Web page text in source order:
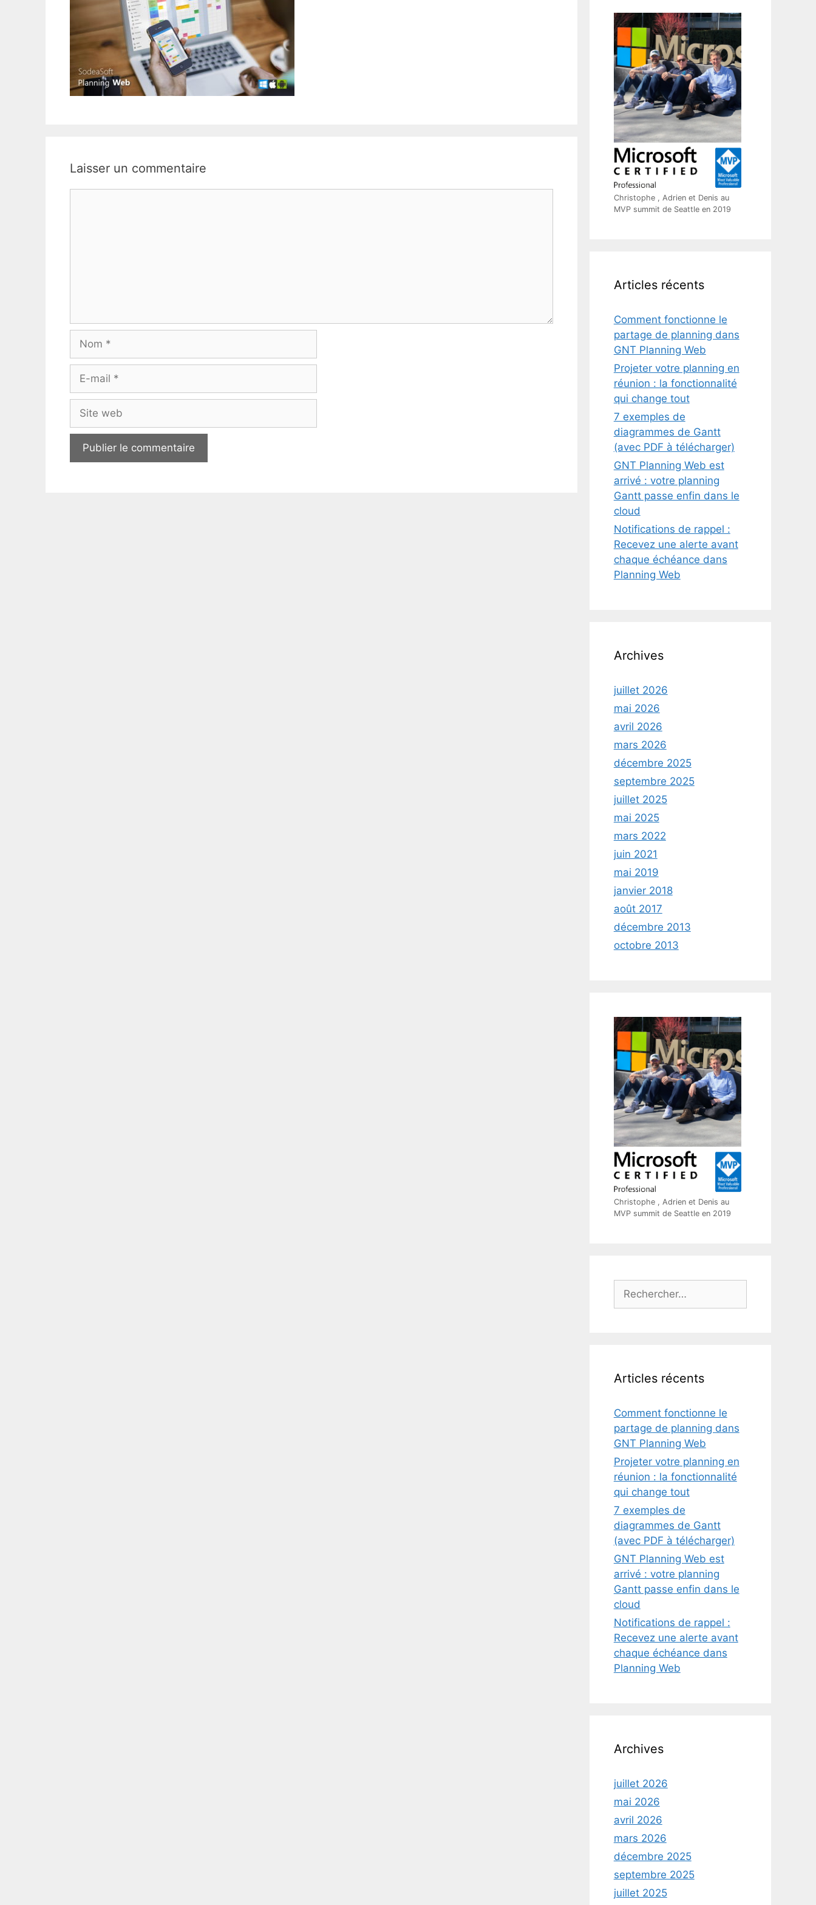
Laisser un commentaire
Nom
Site
web
Christophe , Adrien et Denis au
MVP summit de Seattle en 2019
Articles récents
Comment fonctionne le
partage de planning dans
GNT Planning Web
Projeter votre planning en
réunion : la fonctionnalité
qui change tout
7 exemples de
diagrammes de Gantt
(avec PDF à télécharger)
GNT Planning Web est
arrivé : votre planning
Gantt passe enfin dans le
cloud
Notifications de rappel :
Recevez une alerte avant
chaque échéance dans
Planning Web
Archives
juillet 2026
mai 2026
avril 2026
mars 2026
décembre 2025
septembre 2025
juillet 2025
mai 2025
mars 2022
juin 2021
mai 2019
janvier 2018
août 2017
décembre 2013
octobre 2013
Christophe , Adrien et Denis au
MVP summit de Seattle en 2019
Rechercher :
Articles récents
Comment fonctionne le
partage de planning dans
GNT Planning Web
Projeter votre planning en
réunion : la fonctionnalité
qui change tout
7 exemples de
diagrammes de Gantt
(avec PDF à télécharger)
GNT Planning Web est
arrivé : votre planning
Gantt passe enfin dans le
cloud
Notifications de rappel :
Recevez une alerte avant
chaque échéance dans
Planning Web
Archives
juillet 2026
mai 2026
avril 2026
mars 2026
décembre 2025
septembre 2025
juillet 2025